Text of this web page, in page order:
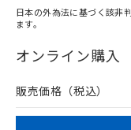
在庫等で未対応品
問い合わせください
日本の外為法に基づく該非
ます。
オンライン購入
販売価格（税込）